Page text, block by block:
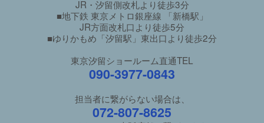
JR・汐留側改札より徒歩3分
■地下鉄 東京メトロ銀座線 「新橋駅」
JR方面改札口より徒歩5分
■ゆりかもめ「汐留駅」東出口より徒歩2分
東京汐留ショールーム直通TEL
090-3977-0843
担当者に繋がらない場合は、
072-807-8625